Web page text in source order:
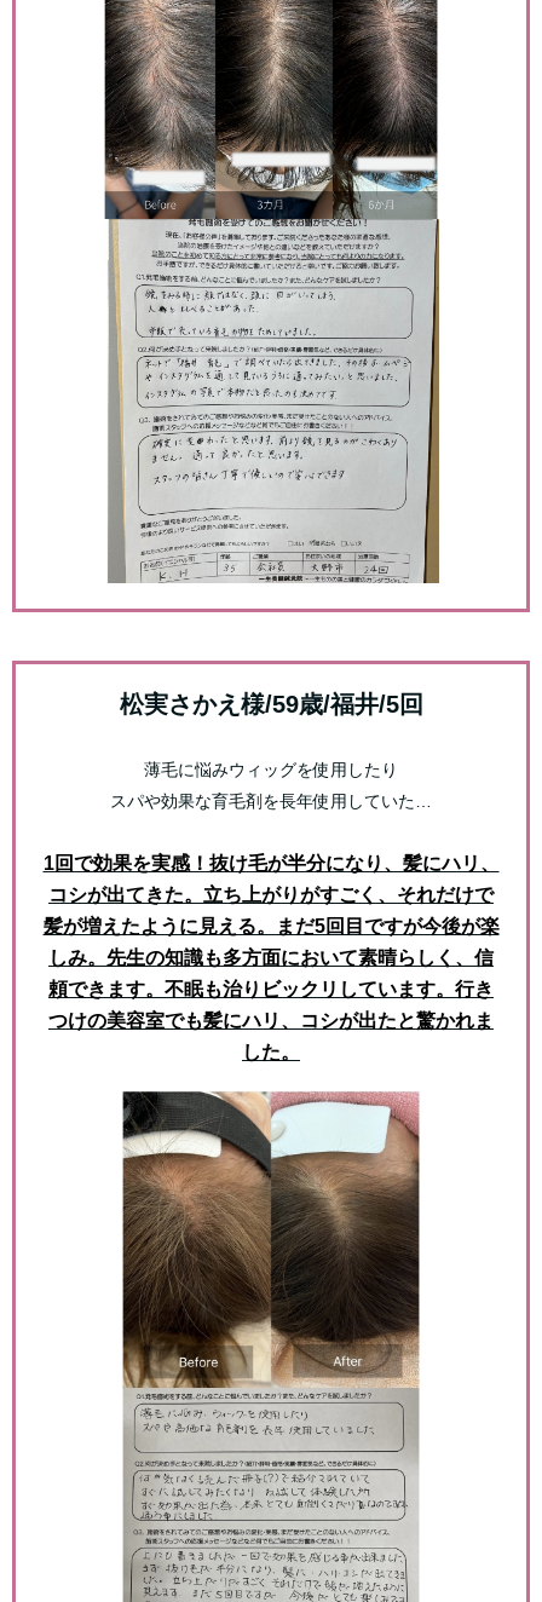
松実さかえ様/59歳/福井/5回
薄毛に悩みウィッグを使用したり
スパや効果な育毛剤を長年使用していた…
1回で効果を実感！抜け毛が半分になり、髪にハリ、
コシが出てきた。立ち上がりがすごく、それだけで
髪が増えたように見える。まだ5回目ですが今後が楽
しみ。先生の知識も多方面において素晴らしく、信
頼できます。不眠も治りビックリしています。行き
つけの美容室でも髪にハリ、コシが出たと驚かれま
した。